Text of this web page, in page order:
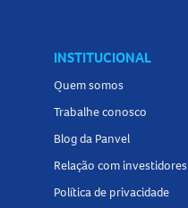
INSTITUCIONAL
Quem somos
Trabalhe conosco
Blog da Panvel
Relação com investidores
Política de privacidade